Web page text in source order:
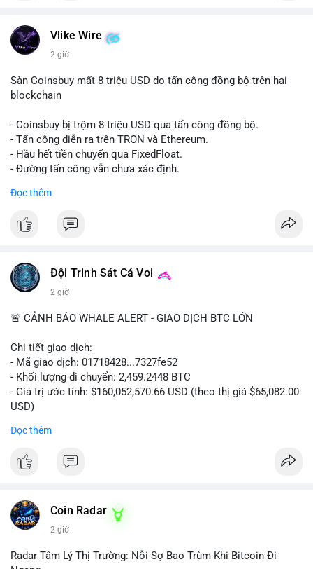
Vlike Wire
2 giờ
Sàn Coinsbuy mất 8 triệu USD do tấn công đồng bộ trên hai
blockchain
- Coinsbuy bị trộm 8 triệu USD qua tấn công đồng bộ.
- Tấn công diễn ra trên TRON và Ethereum.
- Hầu hết tiền chuyển qua FixedFloat.
- Đường tấn công vẫn chưa xác định.
#binancesquare
$trx $eth
📰 Nguồn: CoinDesk
Đọc thêm
Đội Trinh Sát Cá Voi
2 giờ
🚨 CẢNH BÁO WHALE ALERT - GIAO DỊCH BTC LỚN
Chi tiết giao dịch:
- Mã giao dịch: 01718428...7327fe52
- Khối lượng di chuyển: 2,459.2448 BTC
- Giá trị ước tính: $160,052,570.66 USD (theo thị giá $65,082.00
USD)
Khối lượng 2,459 BTC tương đương hơn 160 triệu USD được
việc di chuyển số lượng lớn này có thể phục vụ mục đích tái
phân bổ danh mục sang ví lạnh để nắm giữ dài hạn, hoặc
Động thái này có thể tạo áp lực tâm lý ngắn hạn lên thị trường
Đọc thêm
Coin Radar
2 giờ
Radar Tâm Lý Thị Trường: Nỗi Sợ Bao Trùm Khi Bitcoin Đi